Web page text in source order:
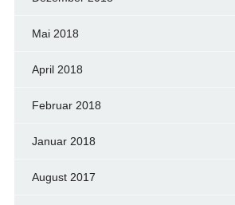
Mai 2018
April 2018
Februar 2018
Januar 2018
August 2017